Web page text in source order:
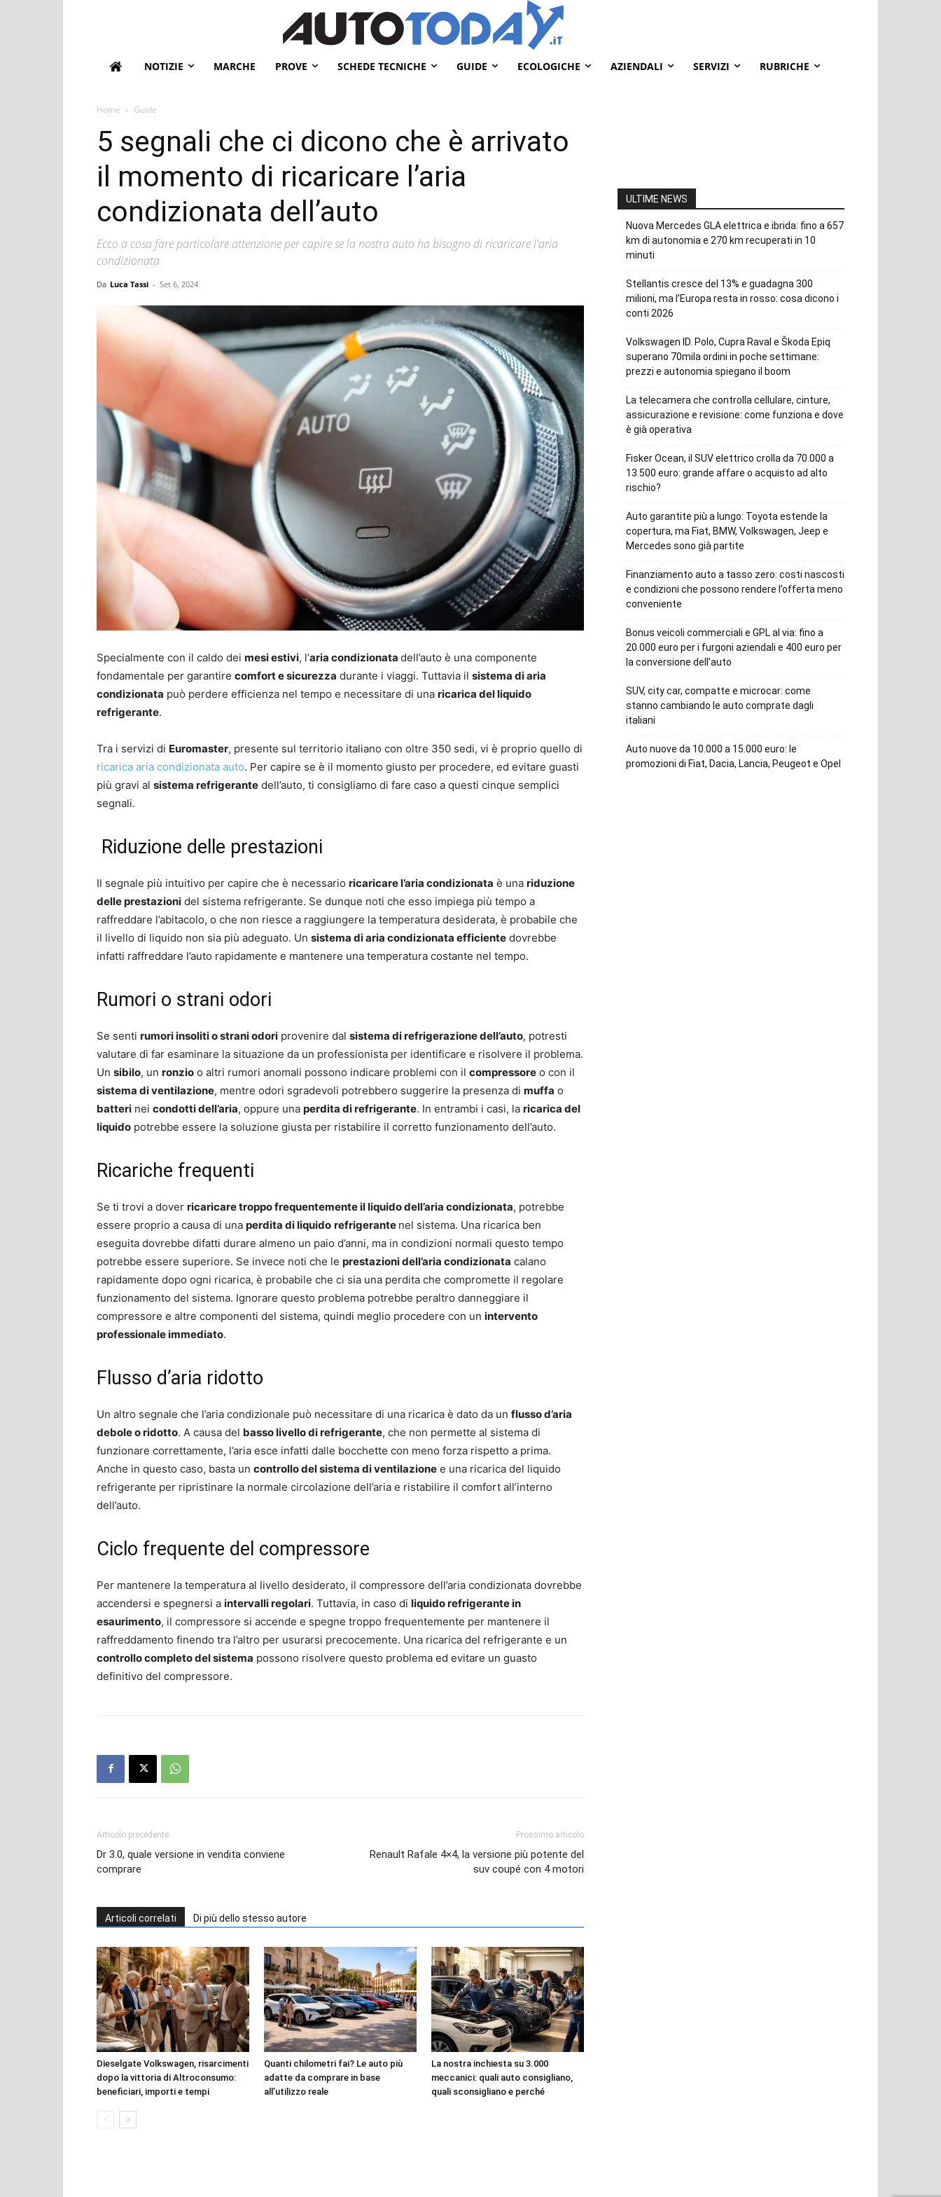
NOTIZIE MARCHE PROVE SCHEDE TECNICHE GUIDE ECOLOGICHE AZIENDALI SERVIZI RUBRICHE
Home Guide
5 segnali che ci dicono che è arrivato
il momento di ricaricare l’aria
condizionata dell’auto
Ecco a cosa fare particolare attenzione per capire se la nostra auto ha bisogno di ricaricare l'aria
condizionata
Da Luca Tassi - Set 6, 2024
Specialmente con il caldo dei mesi estivi, l’aria condizionata dell’auto è una componente
fondamentale per garantire comfort e sicurezza durante i viaggi. Tuttavia il sistema di aria
condizionata può perdere efficienza nel tempo e necessitare di una ricarica del liquido
refrigerante.
Tra i servizi di Euromaster, presente sul territorio italiano con oltre 350 sedi, vi è proprio quello di
ricarica aria condizionata auto. Per capire se è il momento giusto per procedere, ed evitare guasti
più gravi al sistema refrigerante dell’auto, ti consigliamo di fare caso a questi cinque semplici
segnali.
Riduzione delle prestazioni
Il segnale più intuitivo per capire che è necessario ricaricare l’aria condizionata è una riduzione
delle prestazioni del sistema refrigerante. Se dunque noti che esso impiega più tempo a
raffreddare l’abitacolo, o che non riesce a raggiungere la temperatura desiderata, è probabile che
il livello di liquido non sia più adeguato. Un sistema di aria condizionata efficiente dovrebbe
infatti raffreddare l’auto rapidamente e mantenere una temperatura costante nel tempo.
Rumori o strani odori
Se senti rumori insoliti o strani odori provenire dal sistema di refrigerazione dell’auto, potresti
valutare di far esaminare la situazione da un professionista per identificare e risolvere il problema.
Un sibilo, un ronzio o altri rumori anomali possono indicare problemi con il compressore o con il
sistema di ventilazione, mentre odori sgradevoli potrebbero suggerire la presenza di muffa o
batteri nei condotti dell’aria, oppure una perdita di refrigerante. In entrambi i casi, la ricarica del
liquido potrebbe essere la soluzione giusta per ristabilire il corretto funzionamento dell’auto.
Ricariche frequenti
Se ti trovi a dover ricaricare troppo frequentemente il liquido dell’aria condizionata, potrebbe
essere proprio a causa di una perdita di liquido refrigerante nel sistema. Una ricarica ben
eseguita dovrebbe difatti durare almeno un paio d’anni, ma in condizioni normali questo tempo
potrebbe essere superiore. Se invece noti che le prestazioni dell’aria condizionata calano
rapidamente dopo ogni ricarica, è probabile che ci sia una perdita che compromette il regolare
funzionamento del sistema. Ignorare questo problema potrebbe peraltro danneggiare il
compressore e altre componenti del sistema, quindi meglio procedere con un intervento
professionale immediato.
Flusso d’aria ridotto
Un altro segnale che l’aria condizionale può necessitare di una ricarica è dato da un flusso d’aria
debole o ridotto. A causa del basso livello di refrigerante, che non permette al sistema di
funzionare correttamente, l’aria esce infatti dalle bocchette con meno forza rispetto a prima.
Anche in questo caso, basta un controllo del sistema di ventilazione e una ricarica del liquido
refrigerante per ripristinare la normale circolazione dell’aria e ristabilire il comfort all’interno
dell’auto.
Ciclo frequente del compressore
Per mantenere la temperatura al livello desiderato, il compressore dell’aria condizionata dovrebbe
accendersi e spegnersi a intervalli regolari. Tuttavia, in caso di liquido refrigerante in
esaurimento, il compressore si accende e spegne troppo frequentemente per mantenere il
raffreddamento finendo tra l’altro per usurarsi precocemente. Una ricarica del refrigerante e un
controllo completo del sistema possono risolvere questo problema ed evitare un guasto
definitivo del compressore.
Articolo precedente
Dr 3.0, quale versione in vendita conviene
comprare
Prossimo articolo
Renault Rafale 4×4, la versione più potente del
suv coupé con 4 motori
Articoli correlati Di più dello stesso autore
Dieselgate Volkswagen, risarcimenti
dopo la vittoria di Altroconsumo:
beneficiari, importi e tempi
Quanti chilometri fai? Le auto più
adatte da comprare in base
all’utilizzo reale
La nostra inchiesta su 3.000
meccanici: quali auto consigliano,
quali sconsigliano e perché
ULTIME NEWS
Nuova Mercedes GLA elettrica e ibrida: fino a 657
km di autonomia e 270 km recuperati in 10
minuti
Stellantis cresce del 13% e guadagna 300
milioni, ma l’Europa resta in rosso: cosa dicono i
conti 2026
Volkswagen ID. Polo, Cupra Raval e Škoda Epiq
superano 70mila ordini in poche settimane:
prezzi e autonomia spiegano il boom
La telecamera che controlla cellulare, cinture,
assicurazione e revisione: come funziona e dove
è già operativa
Fisker Ocean, il SUV elettrico crolla da 70.000 a
13.500 euro: grande affare o acquisto ad alto
rischio?
Auto garantite più a lungo: Toyota estende la
copertura, ma Fiat, BMW, Volkswagen, Jeep e
Mercedes sono già partite
Finanziamento auto a tasso zero: costi nascosti
e condizioni che possono rendere l’offerta meno
conveniente
Bonus veicoli commerciali e GPL al via: fino a
20.000 euro per i furgoni aziendali e 400 euro per
la conversione dell’auto
SUV, city car, compatte e microcar: come
stanno cambiando le auto comprate dagli
italiani
Auto nuove da 10.000 a 15.000 euro: le
promozioni di Fiat, Dacia, Lancia, Peugeot e Opel